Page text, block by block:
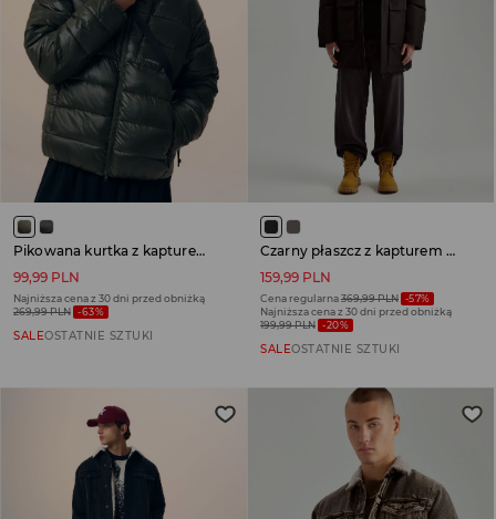
Pikowana kurtka z kapturem zielona
99,99 PLN
Najniższa cena z 30 dni przed obniżką
269,99 PLN -63%
SALEOSTATNIE SZTUKI
Czarny płaszcz z kapturem regular fit
159,99 PLN
Cena regularna369,99 PLN -57%
Najniższa cena z 30 dni przed obniżką
199,99 PLN -20%
SALEOSTATNIE SZTUKI